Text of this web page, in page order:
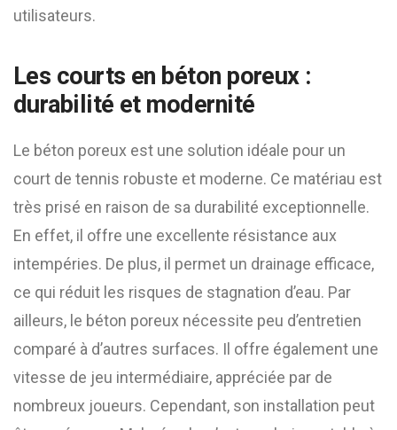
utilisateurs.
Les courts en béton poreux :
durabilité et modernité
Le béton poreux est une solution idéale pour un
court de tennis robuste et moderne. Ce matériau est
très prisé en raison de sa durabilité exceptionnelle.
En effet, il offre une excellente résistance aux
intempéries. De plus, il permet un drainage efficace,
ce qui réduit les risques de stagnation d’eau. Par
ailleurs, le béton poreux nécessite peu d’entretien
comparé à d’autres surfaces. Il offre également une
vitesse de jeu intermédiaire, appréciée par de
nombreux joueurs. Cependant, son installation peut